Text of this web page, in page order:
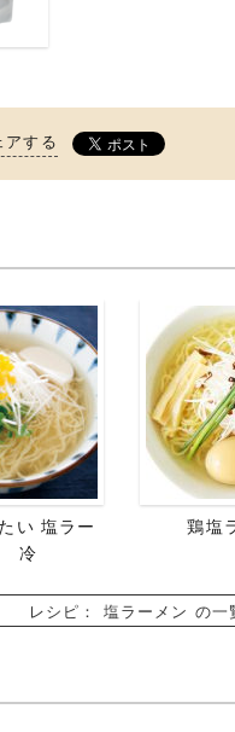
アする
い 塩ラー
冷
鶏塩
レシピ： 塩ラーメン の一